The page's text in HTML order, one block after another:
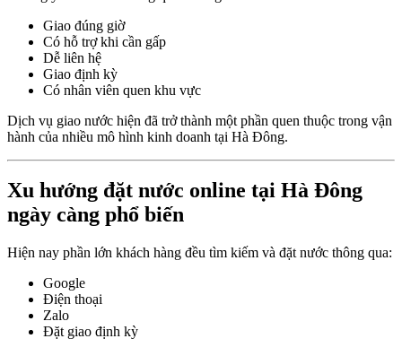
Giao đúng giờ
Có hỗ trợ khi cần gấp
Dễ liên hệ
Giao định kỳ
Có nhân viên quen khu vực
Dịch vụ giao nước hiện đã trở thành một phần quen thuộc trong vận
hành của nhiều mô hình kinh doanh tại Hà Đông.
Xu hướng đặt nước online tại Hà Đông
ngày càng phổ biến
Hiện nay phần lớn khách hàng đều tìm kiếm và đặt nước thông qua:
Google
Điện thoại
Zalo
Đặt giao định kỳ